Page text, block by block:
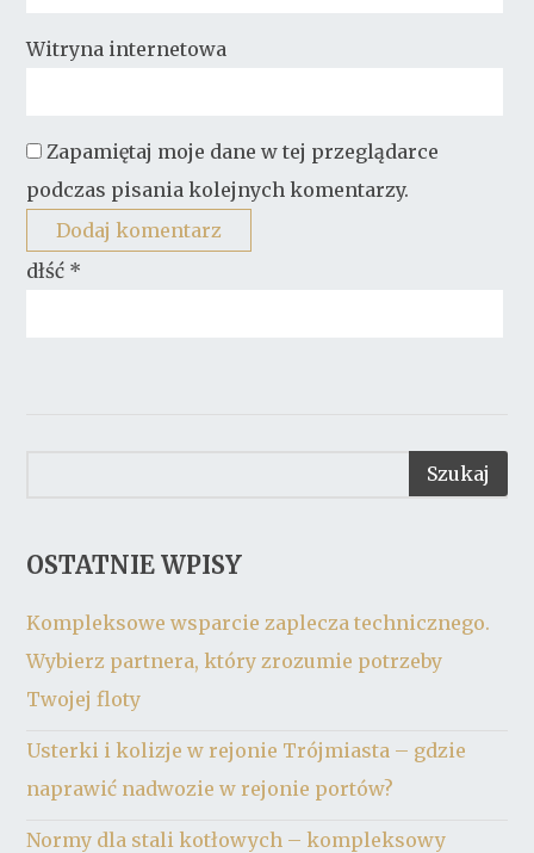
Witryna internetowa
Zapamiętaj moje dane w tej przeglądarce
podczas pisania kolejnych komentarzy.
dłść *
OSTATNIE WPISY
Kompleksowe wsparcie zaplecza technicznego.
Wybierz partnera, który zrozumie potrzeby
Twojej floty
Usterki i kolizje w rejonie Trójmiasta – gdzie
naprawić nadwozie w rejonie portów?
Normy dla stali kotłowych – kompleksowy